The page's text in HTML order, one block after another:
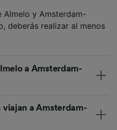
Almelo y Amsterdam-
deberás realizar al menos
a Amsterdam-
viajan a Amsterdam-